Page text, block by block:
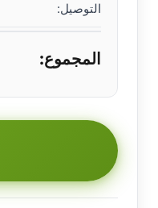
التوصيل:
المجموع: